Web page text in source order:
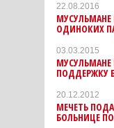
22.08.2016
ОДИНОКИХ
03.03.2015
ПОДДЕРЖКУ
20.12.2012
МЕЧЕТЬ
БОЛЬНИЦЕ